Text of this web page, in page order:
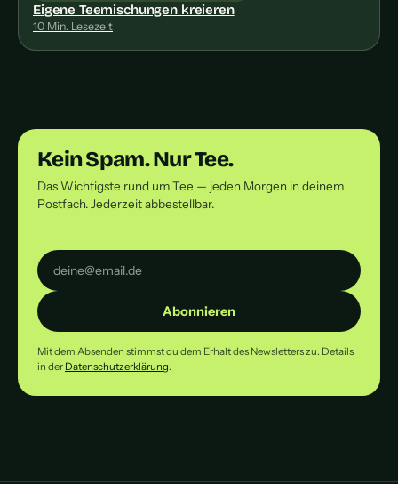
Eigene Teemischungen kreieren
10 Min. Lesezeit
Kein Spam. Nur Tee.
Das Wichtigste rund um Tee — jeden Morgen in deinem
Postfach. Jederzeit abbestellbar.
Abonnieren
Mit dem Absenden stimmst du dem Erhalt des Newsletters zu. Details
in der Datenschutzerklärung.